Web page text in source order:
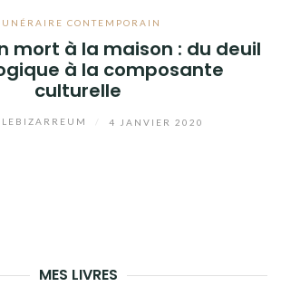
CONTEMPORAIN
mort à la maison : du deuil
à la composante
culturelle
LEBIZARREUM 4 JANVIER 2020
MES LIVRES